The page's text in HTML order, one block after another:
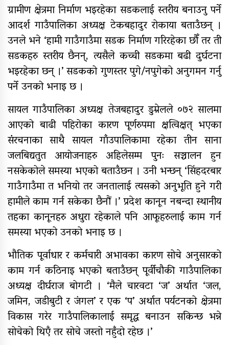
ग्रामीण क्षेत्रमा निर्माण भइरहेका सडकलाई स्तरीय बनाउनु पर्ने
आदर्श गाउँपालिका अध्यक्ष टेकबहादुर रोकाया बताउँछन् ।
उनले भने ‘हामी गाउँगाउँमा सडक निर्माण गरिरहेका छौँ तर ती
सडकहरु स्तरीय छैनन्, त्यसैले कच्ची सडकमा बढी दुर्घटना
भइरहेका छन् ।’ सडकको गुणस्तर पुगे/नपुगेको अनुगमन गर्नु
पर्ने उनको भनाइ छ ।
सायल गाउँपालिका अध्यक्ष तेजबहादुर डुम्रेलले ०७२ सालमा
आएको बाढी पहिरोका कारण पूर्णरुपमा क्षत्विक्षत् भएका
संंरचनाका साथै सायल गाँउपालिकामा रहेका तीन साना
जलबिद्यतुत आयोजनाहरु अहिलेसम्म पुनः सञ्चालन हुन
नसकेकोले समस्या भएको बताउँछन । उनी भन्छन् ‘सिंहदरबार
गाउँगाउँमा त भनियो तर जनतालाई त्यसको अनुभूति हुने गरी
हामीले काम गर्न सकेका छैनौं ।’ प्रदेश कानून नबन्दा स्थानीय
तहका कानूनहरु अधुरा रहेकाले पनि आफूहरुलाई काम गर्न
समस्या भएको उनको भनाइ छ ।
भौतिक पूर्वाधार र कर्मचारी अभावका कारण सोचे अनुसारको
काम गर्न कठिनाइ भएको बताउँछन् पूर्वीचौकी गाउँपालिका
अध्यक्ष दीर्घराज बोगटी । ‘मैले चारवटा ‘ज’ अर्थात ‘जल,
जमिन, जडीबुटी र जंगल’ र एक ‘प’ अर्थात पर्यटनको क्षेत्रमा
विकास गरेर गाउँपालिकालाई समृद्ध बनाउन सकिन्छ भन्ने
सोचेको थिएँ तर सोचे जस्तो नहुँदो रहेछ ।’